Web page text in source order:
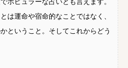
ポピュラーな占いとも言えます。
は運命や宿命的なことではなく、
ということ。そしてこれからどう